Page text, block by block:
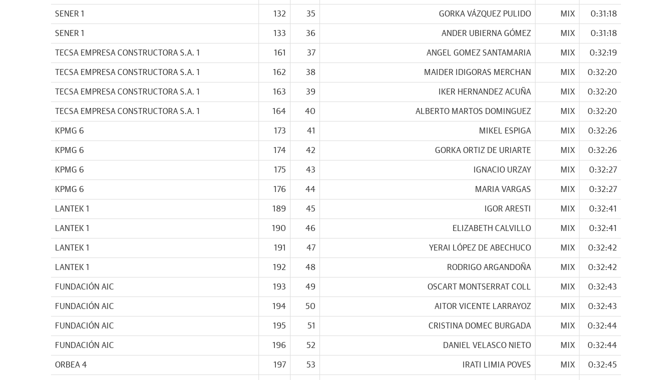
SENER 1 132 35 GORKA VÁZQUEZ PULIDO MIX 0:31:18
SENER 1 133 36 ANDER UBIERNA GÓMEZ MIX 0:31:18
TECSA EMPRESA CONSTRUCTORA S.A. 1 161 37 ANGEL GOMEZ SANTAMARIA MIX 0:32:19
TECSA EMPRESA CONSTRUCTORA S.A. 1 162 38 MAIDER IDIGORAS MERCHAN MIX 0:32:20
TECSA EMPRESA CONSTRUCTORA S.A. 1 163 39 IKER HERNANDEZ ACUÑA MIX 0:32:20
TECSA EMPRESA CONSTRUCTORA S.A. 1 164 40 ALBERTO MARTOS DOMINGUEZ MIX 0:32:20
KPMG 6 173 41 MIKEL ESPIGA MIX 0:32:26
KPMG 6 174 42 GORKA ORTIZ DE URIARTE MIX 0:32:26
KPMG 6 175 43 IGNACIO URZAY MIX 0:32:27
KPMG 6 176 44 MARIA VARGAS MIX 0:32:27
LANTEK 1 189 45 IGOR ARESTI MIX 0:32:41
LANTEK 1 190 46 ELIZABETH CALVILLO MIX 0:32:41
LANTEK 1 191 47 YERAI LÓPEZ DE ABECHUCO MIX 0:32:42
LANTEK 1 192 48 RODRIGO ARGANDOÑA MIX 0:32:42
FUNDACIÓN AIC 193 49 OSCART MONTSERRAT COLL MIX 0:32:43
FUNDACIÓN AIC 194 50 AITOR VICENTE LARRAYOZ MIX 0:32:43
FUNDACIÓN AIC 195 51 CRISTINA DOMEC BURGADA MIX 0:32:44
FUNDACIÓN AIC 196 52 DANIEL VELASCO NIETO MIX 0:32:44
ORBEA 4 197 53 IRATI LIMIA POVES MIX 0:32:45